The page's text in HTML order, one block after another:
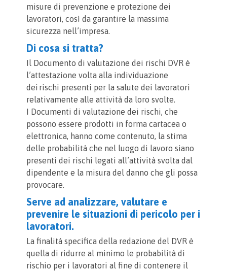
misure di prevenzione e protezione dei
lavoratori, così da garantire la massima
sicurezza nell’impresa.
Di cosa si tratta?
Il Documento di valutazione dei rischi DVR è
l’attestazione volta alla individuazione
dei rischi presenti per la salute dei lavoratori
relativamente alle attività da loro svolte.
I Documenti di valutazione dei rischi, che
possono essere prodotti in forma cartacea o
elettronica, hanno come contenuto, la stima
delle probabilità che nel luogo di lavoro siano
presenti dei rischi legati all’attività svolta dal
dipendente e la misura del danno che gli possa
provocare.
Serve ad analizzare, valutare e
prevenire le situazioni di pericolo per i
lavoratori.
La finalità specifica della redazione del DVR è
quella di ridurre al minimo le probabilità di
rischio per i lavoratori al fine di contenere il